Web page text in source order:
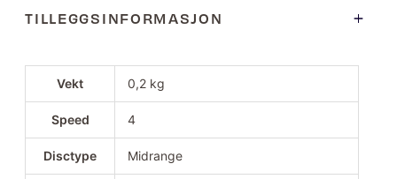
TILLEGGSINFORMASJON
Vekt 0,2 kg
Speed 4
Disctype Midrange